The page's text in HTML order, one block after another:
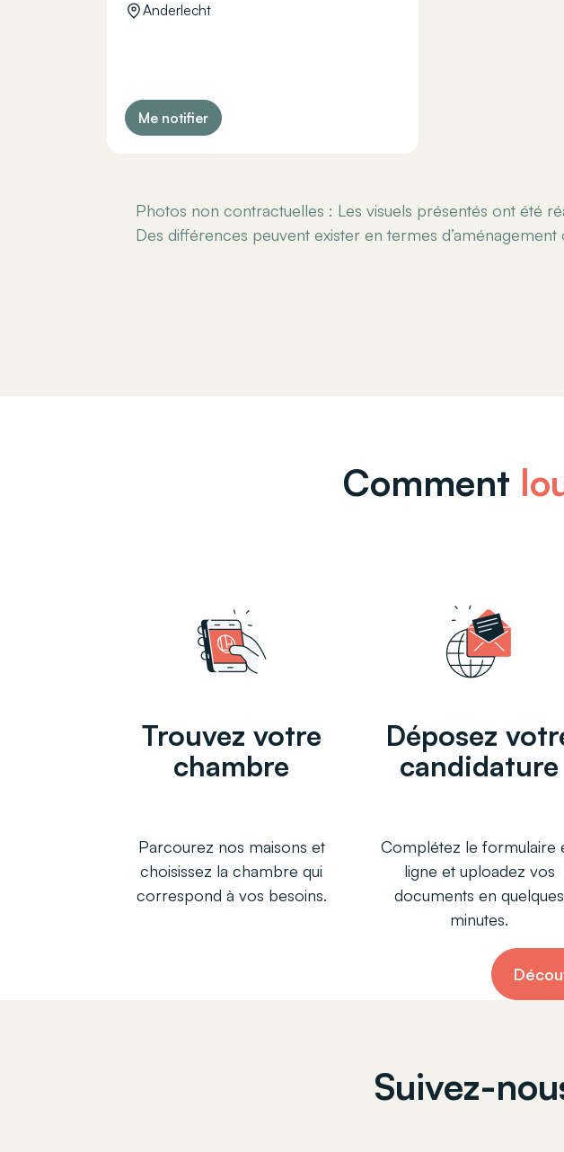
Anderlecht
Me notifier
Photos non contractuelles : Les visuels présentés ont été
Des différences peuvent exister en termes
Comment
Trouvez votre
chambre
Parcourez nos maisons et
choisissez la chambre qui
correspond à vos besoins.
Déposez
candidature
Complétez le formulaire
ligne et uploadez vos
documents en quelques
minutes.
Suivez-